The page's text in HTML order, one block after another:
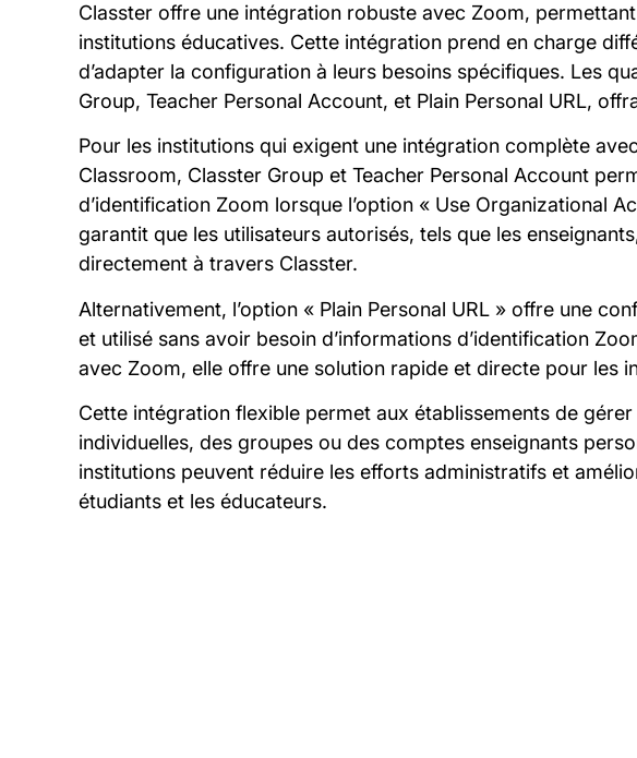
Classter offre une intégration robuste avec Zoom,
institutions éducatives. Cette intégration prend en charge
d’adapter la configuration à leurs besoins spécifiques. Les
Group, Teacher Personal Account, et Plain Personal URL,
Pour les institutions qui exigent une intégration complète
Classroom, Classter Group et Teacher Personal Account
d’identification Zoom lorsque l’option « Use Organizational
garantit que les utilisateurs autorisés, tels que les
directement à travers Classter.
Alternativement, l’option « Plain Personal URL » offre une
et utilisé sans avoir besoin d’informations d’identification
avec Zoom, elle offre une solution rapide et directe pour les
Cette intégration flexible permet aux établissements de
individuelles, des groupes ou des comptes enseignants
institutions peuvent réduire les efforts administratifs et
étudiants et les éducateurs.